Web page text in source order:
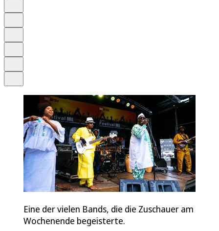
Eine der vielen Bands, die die Zuschauer am
Wochenende begeisterte.